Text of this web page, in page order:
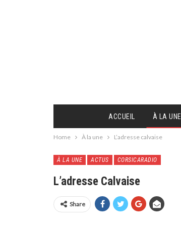
ACCUEIL À LA UNE
Home À la une L’adresse calvaise
À LA UNE ACTUS CORSICARADIO
L’adresse Calvaise
Share